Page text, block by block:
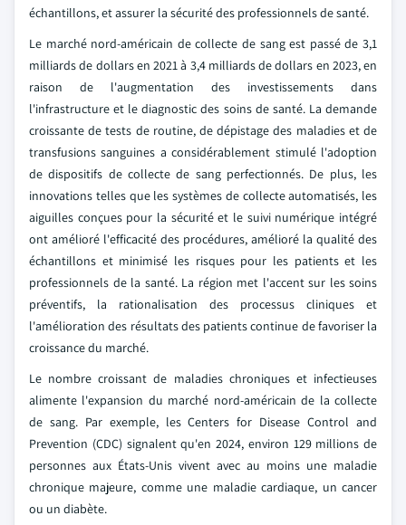
échantillons, et assurer la sécurité des professionnels de santé.
Le marché nord-américain de collecte de sang est passé de 3,1
milliards de dollars en 2021 à 3,4 milliards de dollars en 2023, en
raison de l'augmentation des investissements dans
l'infrastructure et le diagnostic des soins de santé. La demande
croissante de tests de routine, de dépistage des maladies et de
transfusions sanguines a considérablement stimulé l'adoption
de dispositifs de collecte de sang perfectionnés. De plus, les
innovations telles que les systèmes de collecte automatisés, les
aiguilles conçues pour la sécurité et le suivi numérique intégré
ont amélioré l'efficacité des procédures, amélioré la qualité des
échantillons et minimisé les risques pour les patients et les
professionnels de la santé. La région met l'accent sur les soins
préventifs, la rationalisation des processus cliniques et
l'amélioration des résultats des patients continue de favoriser la
croissance du marché.
Le nombre croissant de maladies chroniques et infectieuses
alimente l'expansion du marché nord-américain de la collecte
de sang. Par exemple, les Centers for Disease Control and
Prevention (CDC) signalent qu'en 2024, environ 129 millions de
personnes aux États-Unis vivent avec au moins une maladie
chronique majeure, comme une maladie cardiaque, un cancer
ou un diabète.